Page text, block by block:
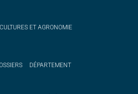
CULTURES ET AGRONOMIE
DÉPARTEMENT